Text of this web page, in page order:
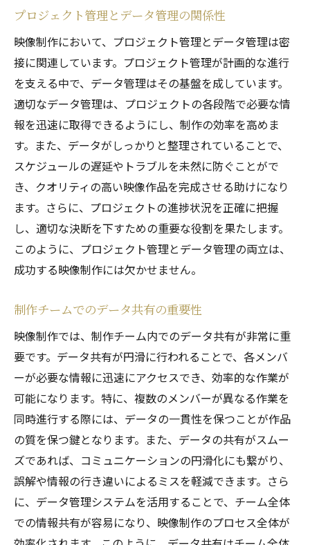
響
クリエイティブなプロジェクトにおけるデ
ータの役割
高品質な映像制作を可能にするデータ管理
作品の完成度を左右するデータの管理方法
データ管理がもたらすクリエイティブな恩
成功した事例から学ぶデータ管理の力
プロジェクト管理とデータ管理の関係性
映像制作において、プロジェクト管理とデータ管理は密
接に関連しています。プロジェクト管理が計画的な進行
を支える中で、データ管理はその基盤を成しています。
適切なデータ管理は、プロジェクトの各段階で必要な情
報を迅速に取得できるようにし、制作の効率を高めま
す。また、データがしっかりと整理されていることで、
スケジュールの遅延やトラブルを未然に防ぐことがで
き、クオリティの高い映像作品を完成させる助けになり
ます。さらに、プロジェクトの進捗状況を正確に把握
し、適切な決断を下すための重要な役割を果たします。
このように、プロジェクト管理とデータ管理の両立は、
成功する映像制作には欠かせません。
制作チームでのデータ共有の重要性
映像制作では、制作チーム内でのデータ共有が非常に重
要です。データ共有が円滑に行われることで、各メンバ
ーが必要な情報に迅速にアクセスでき、効率的な作業が
可能になります。特に、複数のメンバーが異なる作業を
同時進行する際には、データの一貫性を保つことが作品
の質を保つ鍵となります。また、データの共有がスムー
ズであれば、コミュニケーションの円滑化にも繋がり、
誤解や情報の行き違いによるミスを軽減できます。さら
に、データ管理システムを活用することで、チーム全体
での情報共有が容易になり、映像制作のプロセス全体が